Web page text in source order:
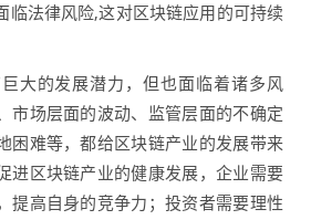
临法律风险,这对区块链应用的可持续
大的发展潜力，但也面临着诸多风
市场层面的波动、监管层面的不确定
困难等，都给区块链产业的发展带来
进区块链产业的健康发展，企业需要
提高自身的竞争力；投资者需要理性